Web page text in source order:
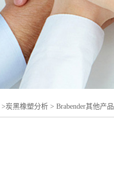
>炭黑橡塑分析 > Brabender其他产品